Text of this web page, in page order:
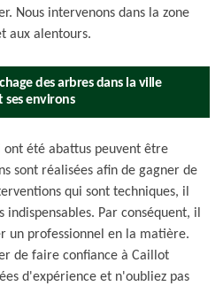
Nous intervenons dans la zone
aux alentours.
des arbres dans la ville
ses environs
ont été abattus peuvent être
sont réalisées afin de gagner de
qui sont techniques, il
Par conséquent, il
un professionnel en la matière.
de faire confiance à Caillot
d'expérience et n'oubliez pas